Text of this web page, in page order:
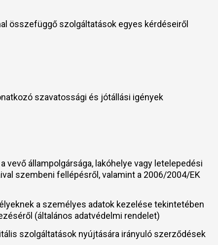
összefüggő szolgáltatások egyes kérdéseiről
szavatossági és jótállási igények
a vevő állampolgársága, lakóhelye vagy letelepedési
szembeni fellépésről, valamint a 2006/2004/EK
a személyes adatok kezelése tekintetében
(általános adatvédelmi rendelet)
szolgáltatások nyújtására irányuló szerződések